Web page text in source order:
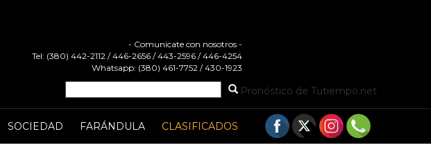
- Comunicate con nosotros -
Tel: (380) 442-2112 / 446-2656 / 443-2596 / 446-4254
Whatsapp: (380) 461-7752 / 430-1923
Pronóstico de Tutiempo.net
SOCIEDAD FARÁNDULA CLASIFICADOS